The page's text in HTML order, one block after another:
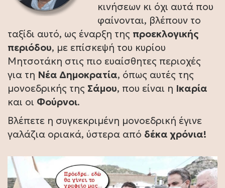
κινήσεων κι όχι αυτά που
φαίνονται, βλέπουν το
ταξίδι αυτό, ως έναρξη της προεκλογικής
περιόδου, με επίσκεψή του κυρίου
Μητσοτάκη στις πιο ευαίσθητες περιοχές
για τη Νέα Δημοκρατία, όπως αυτές της
μονοεδρικής της Σάμου, που είναι η Ικαρία
και οι Φούρνοι.
Βλέπετε η συγκεκριμένη μονοεδρική έγινε
γαλάζια οριακά, ύστερα από δέκα χρόνια!